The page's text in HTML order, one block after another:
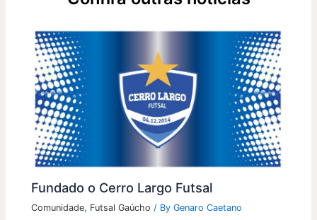
Fundado o Cerro Largo Futsal
Comunidade, Futsal Gaúcho / ByGenaro Caetano